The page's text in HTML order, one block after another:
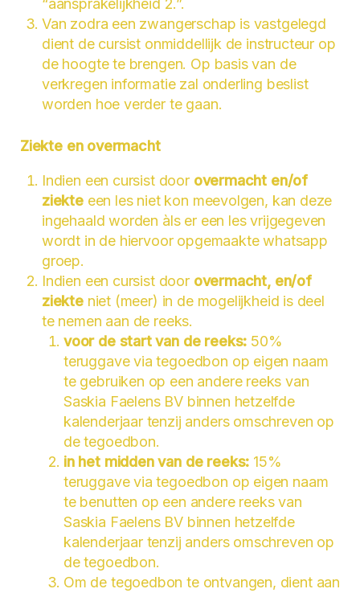
“aansprakelijkheid 2.”.
Van zodra een zwangerschap is vastgelegd
dient de cursist onmiddellijk de instructeur op
de hoogte te brengen. Op basis van de
verkregen informatie zal onderling beslist
worden hoe verder te gaan.
Ziekte en overmacht
Indien een cursist doorovermacht en/of
ziekte een les niet kon meevolgen, kan deze
ingehaald worden àls er een les vrijgegeven
wordt in de hiervoor opgemaakte whatsapp
groep.
Indien een cursist door overmacht, en/of
ziekteniet (meer) in de mogelijkheid is deel
te nemen aan de reeks.
voor de start van de reeks: 50%
teruggave via tegoedbon op eigen naam
te gebruiken op een andere reeks van
Saskia Faelens BV binnen hetzelfde
kalenderjaar tenzij anders omschreven op
de tegoedbon.
in het midden van de reeks: 15%
teruggave via tegoedbon op eigen naam
te benutten op een andere reeks van
Saskia Faelens BV binnen hetzelfde
kalenderjaar tenzij anders omschreven op
de tegoedbon.
Om de tegoedbon te ontvangen, dient aan